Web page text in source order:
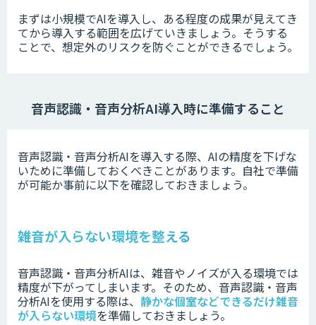
まずは小規模でAIを導入し、ある程度の成果が見えてき
てから導入する範囲を広げていきましょう。 そうする
ことで、想定外のリスクを防ぐことができるでしょう。
音声認識・音声分析AI導入時に準備すること
音声認識・音声分析AIを導入する際、AIの精度を下げな
いために準備しておくべきことがあります。 自社で準備
が可能か事前に以下を確認しておきましょう。
雑音が入らない環境を整える
音声認識・音声分析AIは、雑音やノイズが入る環境では
精度が下がってしまいます。 そのため、音声認識・音声
分析AIを使用する際は、 静かな個室などできるだけ雑音
が入らない環境を準備しておきましょう。